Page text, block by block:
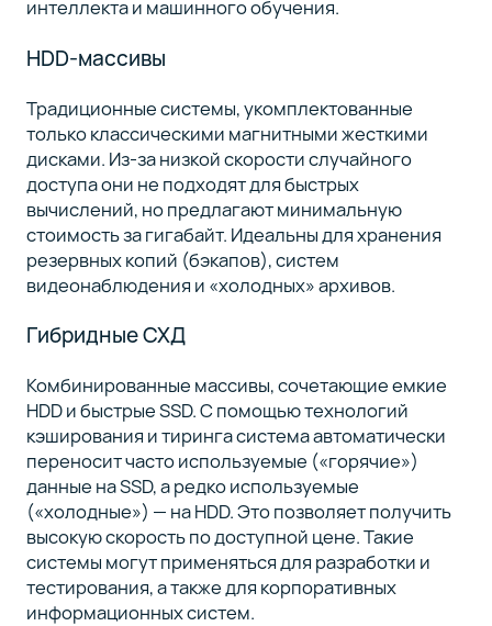
интеллекта и машинного обучения.
HDD-массивы
Традиционные системы, укомплектованные
только классическими магнитными жесткими
дисками. Из-за низкой скорости случайного
доступа они не подходят для быстрых
вычислений, но предлагают минимальную
стоимость за гигабайт. Идеальны для хранения
резервных копий (бэкапов), систем
видеонаблюдения и «холодных» архивов.
Гибридные СХД
Комбинированные массивы, сочетающие емкие
HDD и быстрые SSD. С помощью технологий
кэширования и тиринга система автоматически
переносит часто используемые («горячие»)
данные на SSD, а редко используемые
(«холодные») — на HDD. Это позволяет получить
высокую скорость по доступной цене. Такие
системы могут применяться для разработки и
тестирования, а также для корпоративных
информационных систем.